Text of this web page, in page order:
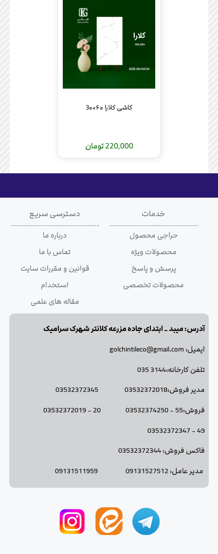
کاشی کلارا ۶۰×3۰
220,000 تومان
خدمات
حراجی محصول
محصولات ویژه
پرسش و پاسخ
محصولات تخصصی
دسترسی سریع
درباره ما
تماس با ما
قوانین و مقررات سایت
استخدام
مقاله های علمی
آدرس: میبد _ ابتدای جاده مزرعه کلانتر شهرک سرامیک
ایمیل: golchintileco@gmail.com
تلفن کارخانه:3144 035
مدیر فروش:03532372018 03532372345
فروش:55 - 03532374250 20 - 03532372019
49 - 03532372347
فاکس فروش: 03532372344
مدیر عامل: 09131527512 09131511959